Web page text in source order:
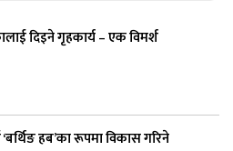
दिइने गृहकार्य – एक विमर्श
हब’का रूपमा विकास गरिने